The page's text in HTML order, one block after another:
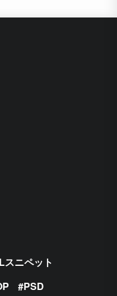
スニペット
PSD